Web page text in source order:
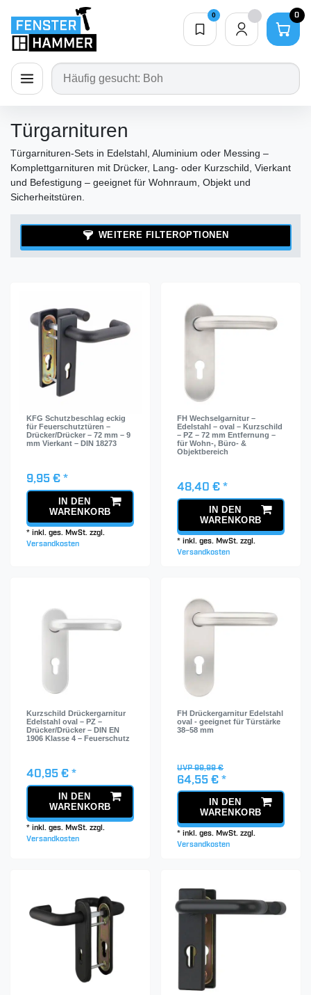
Navigation öffnen
0
Merkliste
0
0,00 €
schließen
Türgarnituren
Türgarnituren-Sets in Edelstahl, Aluminium oder Messing –
Komplettgarnituren mit Drücker, Lang- oder Kurzschild, Vierkant
und Befestigung – geeignet für Wohnraum, Objekt und
Sicherheitstüren.
WEITERE FILTEROPTIONEN
KFG Schutzbeschlag eckig
für Feuerschutztüren –
Drücker/Drücker – 72 mm – 9
mm Vierkant – DIN 18273
9,95 € *
IN DEN
WARENKORB
*inkl. ges. MwSt. zzgl.
Versandkosten
FH Wechselgarnitur –
Edelstahl – oval – Kurzschild
– PZ – 72 mm Entfernung –
für Wohn-, Büro- &
Objektbereich
48,40 € *
IN DEN
WARENKORB
*inkl. ges. MwSt. zzgl.
Versandkosten
Kurzschild Drückergarnitur
Edelstahl oval – PZ –
Drücker/Drücker – DIN EN
1906 Klasse 4 – Feuerschutz
40,95 € *
IN DEN
WARENKORB
*inkl. ges. MwSt. zzgl.
Versandkosten
FH Drückergarnitur Edelstahl
oval - geeignet für Türstärke
38–58 mm
UVP 99,99 €
64,55 € *
IN DEN
WARENKORB
*inkl. ges. MwSt. zzgl.
Versandkosten